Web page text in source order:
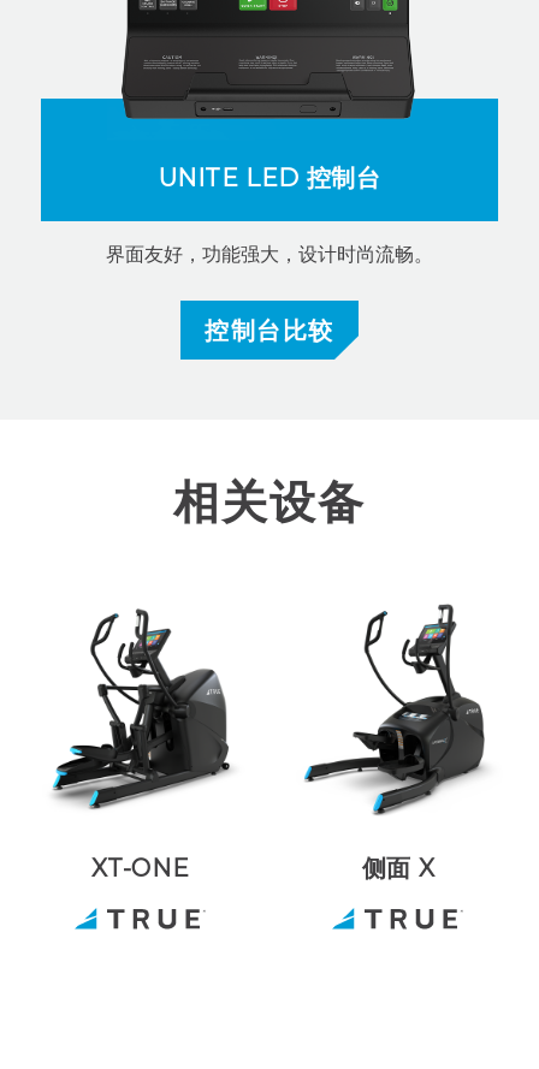
UNITE LED 控制台
界面友好，功能强大，设计时尚流畅。
控制台比较
相关设备
XT-ONE 侧面 X